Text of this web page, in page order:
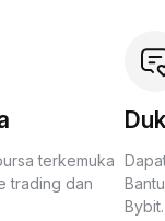
terkemuka
trading dan
Bybit.